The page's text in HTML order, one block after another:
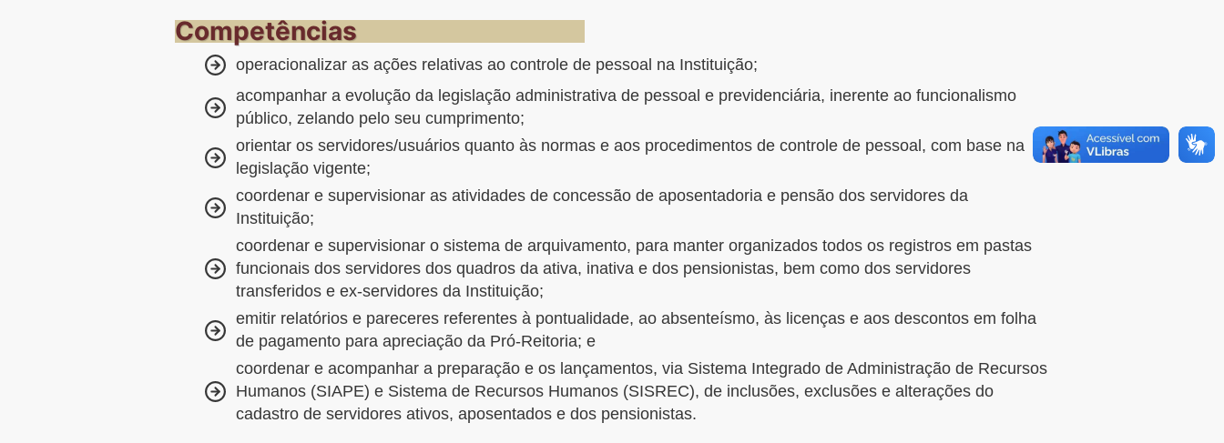
Competências
operacionalizar as ações relativas ao controle de pessoal na Instituição;
acompanhar a evolução da legislação administrativa de pessoal e previdenciária, inerente ao funcionalismo
público, zelando pelo seu cumprimento;
orientar os servidores/usuários quanto às normas e aos procedimentos de controle de pessoal, com base na
legislação vigente;
coordenar e supervisionar as atividades de concessão de aposentadoria e pensão dos servidores da
Instituição;
coordenar e supervisionar o sistema de arquivamento, para manter organizados todos os registros em pastas
funcionais dos servidores dos quadros da ativa, inativa e dos pensionistas, bem como dos servidores
transferidos e ex-servidores da Instituição;
emitir relatórios e pareceres referentes à pontualidade, ao absenteísmo, às licenças e aos descontos em folha
de pagamento para apreciação da Pró-Reitoria; e
coordenar e acompanhar a preparação e os lançamentos, via Sistema Integrado de Administração de Recursos
Humanos (SIAPE) e Sistema de Recursos Humanos (SISREC), de inclusões, exclusões e alterações do
cadastro de servidores ativos, aposentados e dos pensionistas.